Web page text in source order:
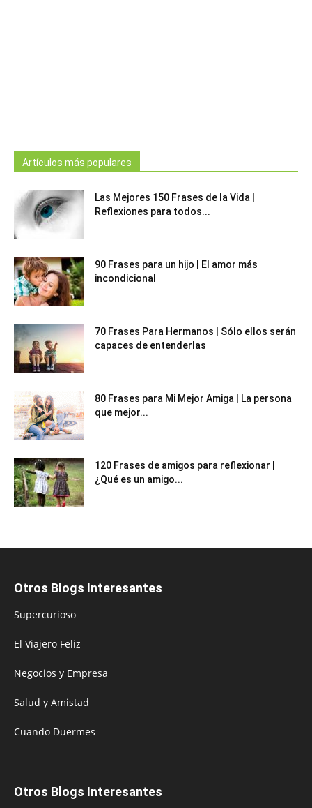
Artículos más populares
Las Mejores 150 Frases de la Vida |
Reflexiones para todos...
90 Frases para un hijo | El amor más
incondicional
70 Frases Para Hermanos | Sólo ellos serán
capaces de entenderlas
80 Frases para Mi Mejor Amiga | La persona
que mejor...
120 Frases de amigos para reflexionar |
¿Qué es un amigo...
Otros Blogs Interesantes
Supercurioso
El Viajero Feliz
Negocios y Empresa
Salud y Amistad
Cuando Duermes
Otros Blogs Interesantes